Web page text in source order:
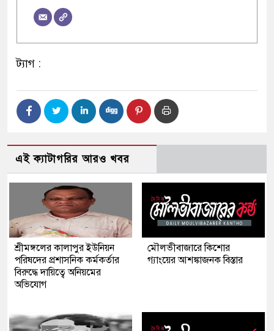
ট্যাগ :
এই ক্যাটাগরির আরও খবর
শ্রীমঙ্গলের কালাপুর ইউনিয়ন
পরিষদের প্রশাসনিক কর্মকর্তার
বিরুদ্ধে দায়িত্বে অনিয়মের
অভিযোগ
মৌলভীবাজারে কিশোর
গ্যাংয়ের আশঙ্কাজনক বিস্তার